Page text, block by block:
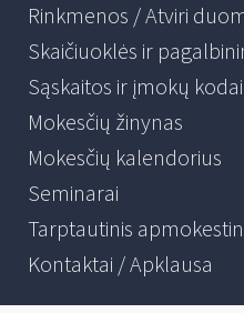
Rinkmenos / Atviri
Skaičiuoklės ir
Sąskaitos ir įmokų kodai
Mokesčių žinynas
Mokesčių kalendorius
Seminarai
Tarptautinis
Kontaktai / Apklausa